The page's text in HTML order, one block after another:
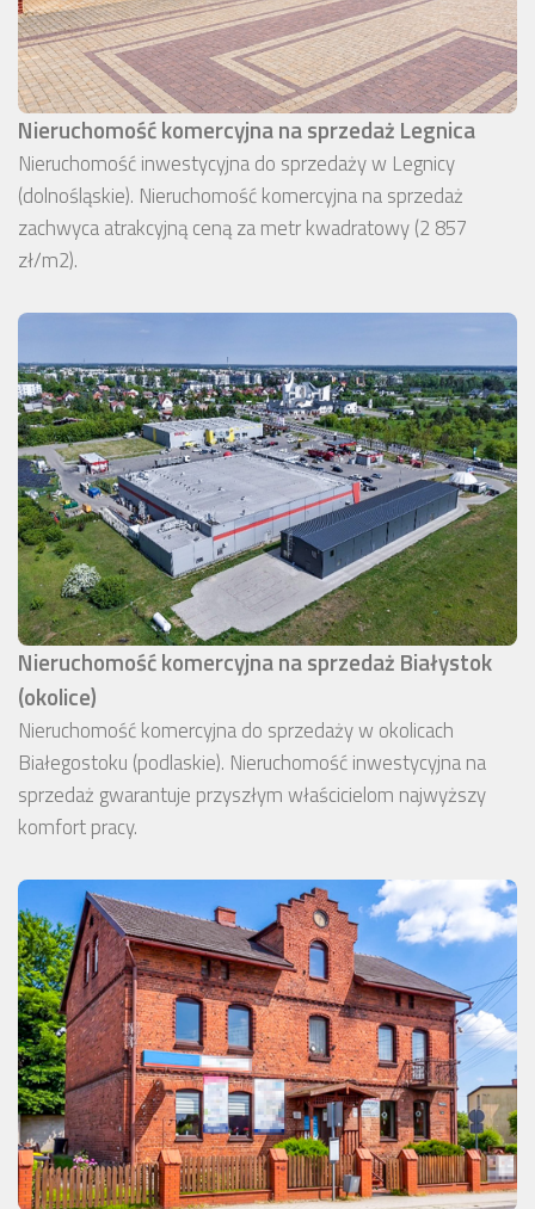
Nieruchomość komercyjna na sprzedaż Legnica
Nieruchomość inwestycyjna do sprzedaży w Legnicy
(dolnośląskie). Nieruchomość komercyjna na sprzedaż
zachwyca atrakcyjną ceną za metr kwadratowy (2 857
zł/m2).
Nieruchomość komercyjna na sprzedaż Białystok
(okolice)
Nieruchomość komercyjna do sprzedaży w okolicach
Białegostoku (podlaskie). Nieruchomość inwestycyjna na
sprzedaż gwarantuje przyszłym właścicielom najwyższy
komfort pracy.